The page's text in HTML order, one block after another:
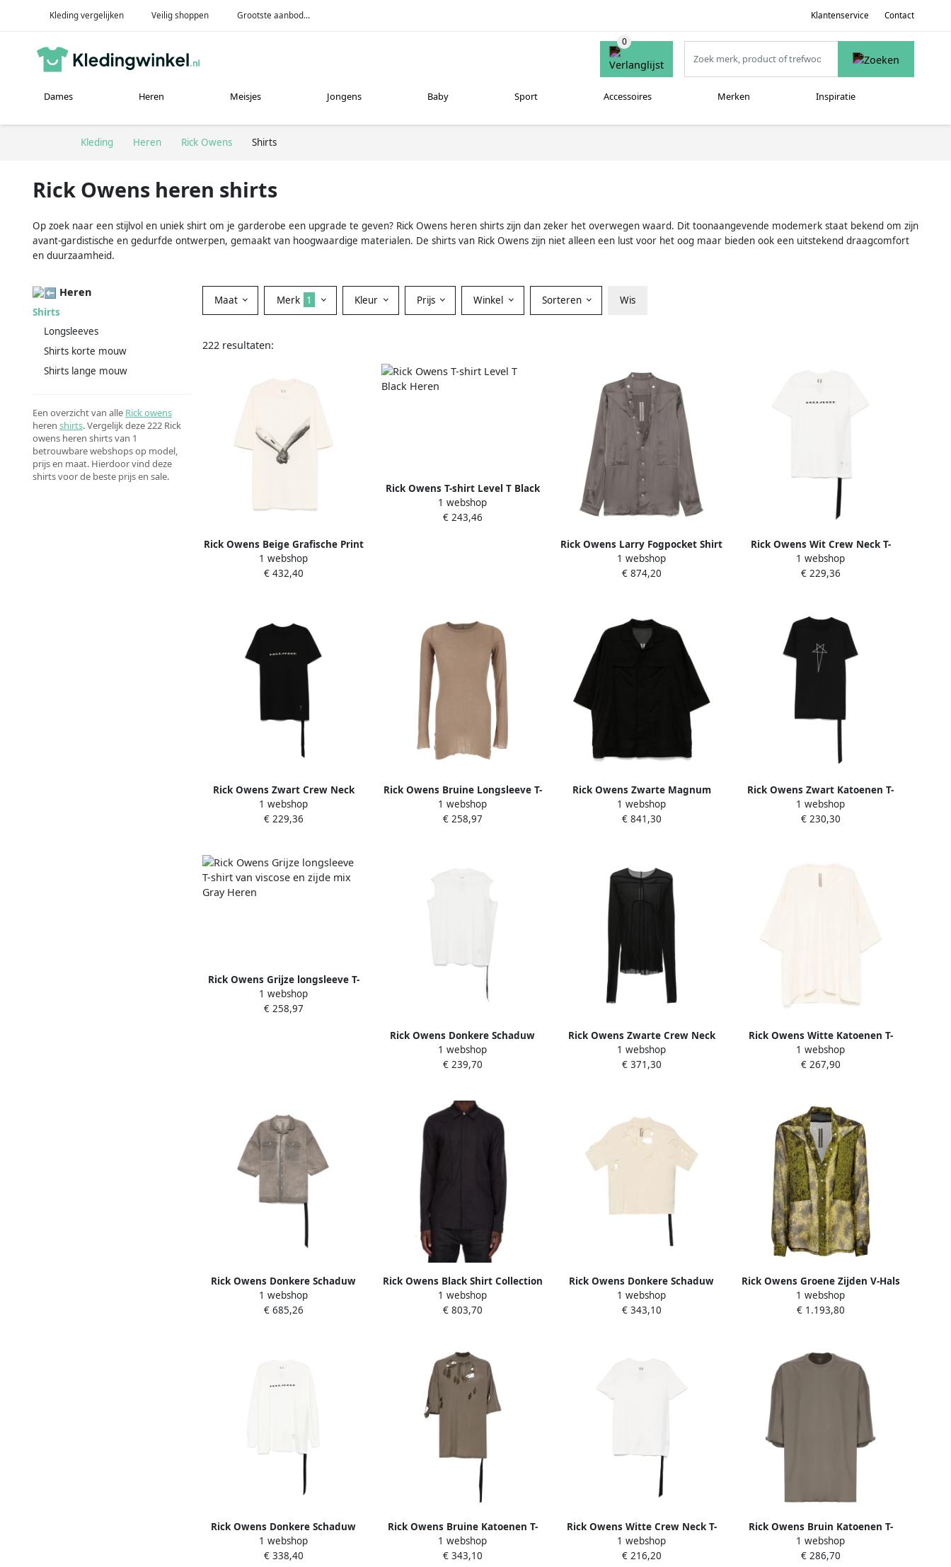
Kleding vergelijken Veilig shoppen Grootste aanbod... Klantenservice Contact
Dames Heren Meisjes Jongens Baby Sport Accessoires Merken Inspiratie
Kleding Heren Rick Owens Shirts
Rick Owens heren shirts
Op zoek naar een stijlvol en uniek shirt om je garderobe een upgrade te geven? Rick Owens heren shirts zijn dan zeker het overwegen waard. Dit toonaangevende modemerk staat bekend om zijn
avant-gardistische en gedurfde ontwerpen, gemaakt van hoogwaardige materialen. De shirts van Rick Owens zijn niet alleen een lust voor het oog maar bieden ook een uitstekend draagcomfort
en duurzaamheid.
Heren
Shirts
Longsleeves
Shirts korte mouw
Shirts lange mouw
Een overzicht van alle Rick owens
heren shirts. Vergelijk deze 222 Rick
owens heren shirts van 1
betrouwbare webshops op model,
prijs en maat. Hierdoor vind deze
shirts voor de beste prijs en sale.
Maat Merk 1 Kleur Prijs Winkel Sorteren Wis
222 resultaten:
Rick Owens Beige Grafische Print
Crew Neck T-shirt Beige Heren
1 webshop
€ 432,40
Rick Owens T-shirt Level T Black
Heren
1 webshop
€ 243,46
Rick Owens Larry Fogpocket Shirt
Bruin Brown Heren
1 webshop
€ 874,20
Rick Owens Wit Crew Neck T-
shirt Front Print White Heren
1 webshop
€ 229,36
Rick Owens Zwart Crew Neck
Slogan Print T-shirt Black Heren
1 webshop
€ 229,36
Rick Owens Bruine Longsleeve T-
shirt Viscose Zijde Mix Brown
Heren
1 webshop
€ 258,97
Rick Owens Zwarte Magnum
Tommy Shirt Halftransparant
Ontwerp Black Heren
1 webshop
€ 841,30
Rick Owens Zwart Katoenen T-
shirt Level T Black Heren
1 webshop
€ 230,30
Rick Owens Grijze longsleeve T-
shirt van viscose en zijde mix
Gray Heren
1 webshop
€ 258,97
Rick Owens Donkere Schaduw
Mouwloos Crew Neck T-shirt
White Heren
1 webshop
€ 239,70
Rick Owens Zwarte Crew Neck
Longsleeve T-shirt Black Heren
1 webshop
€ 371,30
Rick Owens Witte Katoenen T-
shirt Korte Mouw White Heren
1 webshop
€ 267,90
Rick Owens Donkere Schaduw
Shirt Gunmetal Grijs Gray Heren
1 webshop
€ 685,26
Rick Owens Black Shirt Collection
Black Heren
1 webshop
€ 803,70
Rick Owens Donkere Schaduw
Crew Neck T-shirt Beige Heren
1 webshop
€ 343,10
Rick Owens Groene Zijden V-Hals
Shirt Mannen Green Heren
1 webshop
€ 1.193,80
Rick Owens Donkere Schaduw
Slogan Print T-shirt White Heren
1 webshop
€ 338,40
Rick Owens Bruine Katoenen T-
shirt met Uitgesneden Details
Brown Heren
1 webshop
€ 343,10
Rick Owens Witte Crew Neck T-
shirts en Polos White Heren
1 webshop
€ 216,20
Rick Owens Bruin Katoenen T-
shirt Ronde Hals Korte Mouwen
Brown Heren
1 webshop
€ 286,70